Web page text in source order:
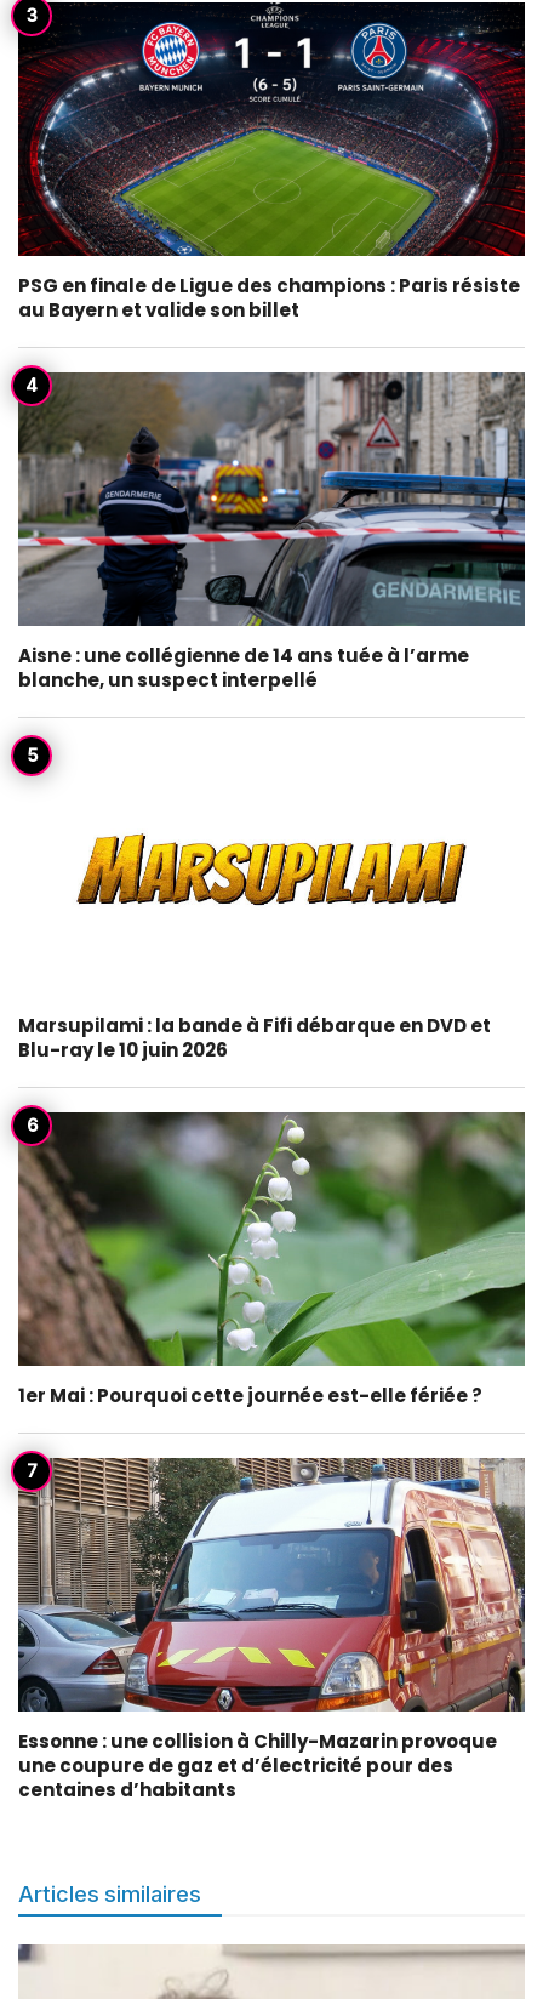
PSG en finale de Ligue des champions : Paris résiste
au Bayern et valide son billet
Aisne : une collégienne de 14 ans tuée à l’arme
blanche, un suspect interpellé
Marsupilami : la bande à Fifi débarque en DVD et
Blu-ray le 10 juin 2026
1er Mai : Pourquoi cette journée est-elle fériée ?
Essonne : une collision à Chilly-Mazarin provoque
une coupure de gaz et d’électricité pour des
centaines d’habitants
Articles similaires